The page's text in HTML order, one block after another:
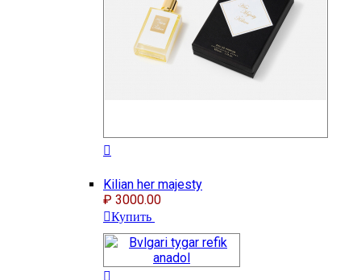
Kilian her majesty
₽ 3000.00
Купить